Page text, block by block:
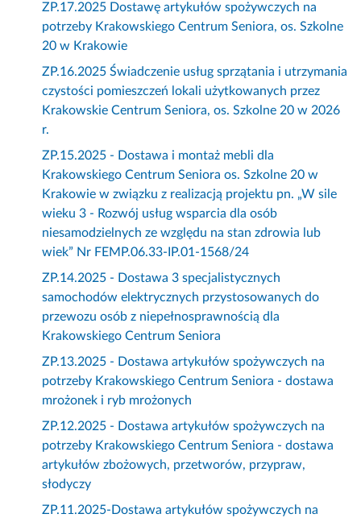
ZP.17.2025 Dostawę artykułów spożywczych na
potrzeby Krakowskiego Centrum Seniora, os. Szkolne
20 w Krakowie
ZP.16.2025 Świadczenie usług sprzątania i utrzymania
czystości pomieszczeń lokali użytkowanych przez
Krakowskie Centrum Seniora, os. Szkolne 20 w 2026
r.
ZP.15.2025 - Dostawa i montaż mebli dla
Krakowskiego Centrum Seniora os. Szkolne 20 w
Krakowie w związku z realizacją projektu pn. „W sile
wieku 3 - Rozwój usług wsparcia dla osób
niesamodzielnych ze względu na stan zdrowia lub
wiek” Nr FEMP.06.33-IP.01-1568/24
ZP.14.2025 - Dostawa 3 specjalistycznych
samochodów elektrycznych przystosowanych do
przewozu osób z niepełnosprawnością dla
Krakowskiego Centrum Seniora
ZP.13.2025 - Dostawa artykułów spożywczych na
potrzeby Krakowskiego Centrum Seniora - dostawa
mrożonek i ryb mrożonych
ZP.12.2025 - Dostawa artykułów spożywczych na
potrzeby Krakowskiego Centrum Seniora - dostawa
artykułów zbożowych, przetworów, przypraw,
słodyczy
ZP.11.2025-Dostawa artykułów spożywczych na